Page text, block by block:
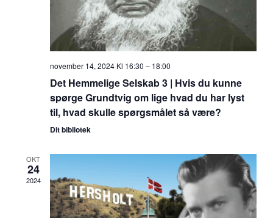
november 14, 2024 Kl 16:30 – 18:00
Det Hemmelige Selskab 3 | Hvis du kunne
spørge Grundtvig om lige hvad du har lyst
til, hvad skulle spørgsmålet så være?
Dit bibliotek
OKT
24
2024